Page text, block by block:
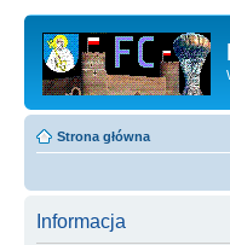
Strona główna
Informacja